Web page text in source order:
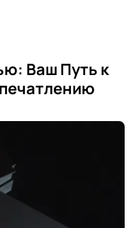
Ваш Путь к